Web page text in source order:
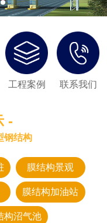
工程案例 联系我们
-
钢结构
膜结构景观
膜结构加油站
构沼气池